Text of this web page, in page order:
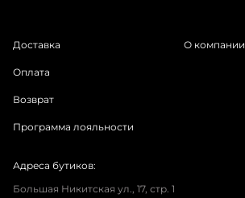
Доставка
Оплата
Возврат
Программа лояльности
О компании
Адреса бутиков:
Большая Никитская ул., 17, стр. 1